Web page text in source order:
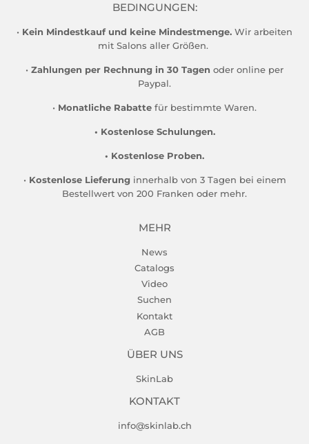
BEDINGUNGEN:
• Kein Mindestkauf und keine Mindestmenge. Wir arbeiten
mit Salons aller Größen.
• Zahlungen per Rechnung in 30 Tagen oder online per
Paypal.
• Monatliche Rabatte für bestimmte Waren.
• Kostenlose Schulungen.
• Kostenlose Proben.
• Kostenlose Lieferung innerhalb von 3 Tagen bei einem
Bestellwert von 200 Franken oder mehr.
MEHR
News
Catalogs
Video
Suchen
Kontakt
AGB
ÜBER UNS
SkinLab
KONTAKT
info@skinlab.ch